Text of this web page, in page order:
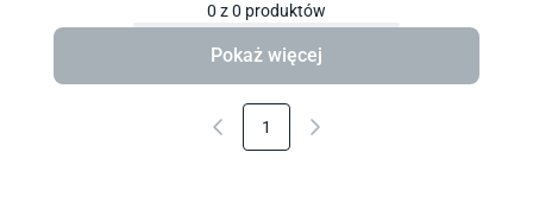
0 z0 produktów
Pokaż więcej
1